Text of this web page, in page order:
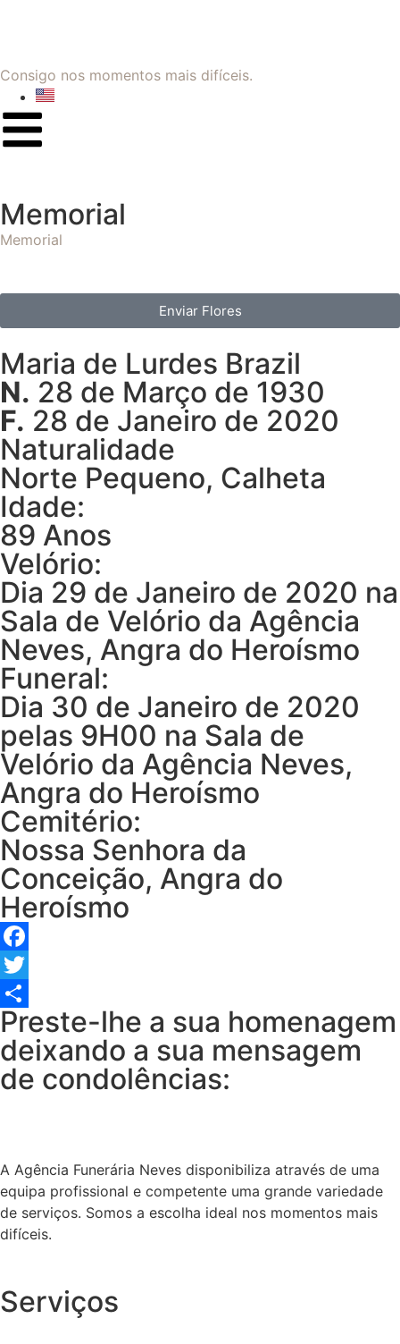
Consigo nos momentos mais difíceis.
Memorial
Memorial
Enviar Flores
Maria de Lurdes Brazil
N. 28 de Março de 1930
F. 28 de Janeiro de 2020
Naturalidade
Norte Pequeno, Calheta
Idade:
89 Anos
Velório:
Dia 29 de Janeiro de 2020 na
Sala de Velório da Agência
Neves, Angra do Heroísmo
Funeral:
Dia 30 de Janeiro de 2020
pelas 9H00 na Sala de
Velório da Agência Neves,
Angra do Heroísmo
Cemitério:
Nossa Senhora da
Conceição, Angra do
Heroísmo
Facebook
Twitter
Share
Preste-lhe a sua homenagem
deixando a sua mensagem
de condolências:
A Agência Funerária Neves disponibiliza através de uma
equipa profissional e competente uma grande variedade
de serviços. Somos a escolha ideal nos momentos mais
difíceis.
Serviços